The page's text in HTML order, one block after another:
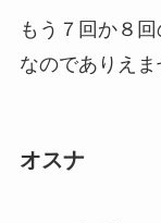
もう７回か８
なのでありえま
オスナ